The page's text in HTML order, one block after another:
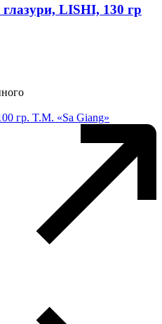
LISHI, 130 гр